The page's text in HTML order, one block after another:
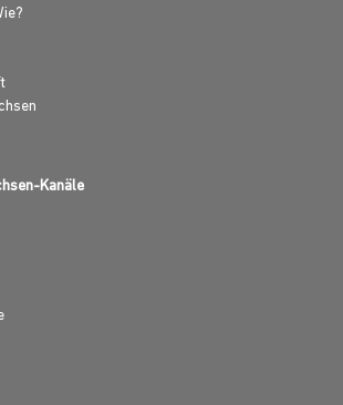
Kanäle